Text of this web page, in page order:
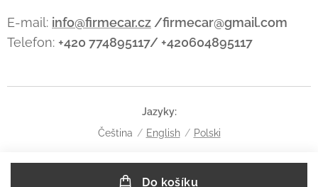
Do košíku
E-mail: info@firmecar.cz /firmecar@gmail.com
Telefon: +420 774895117/ +420604895117
Jazyky
Čeština
English Polski